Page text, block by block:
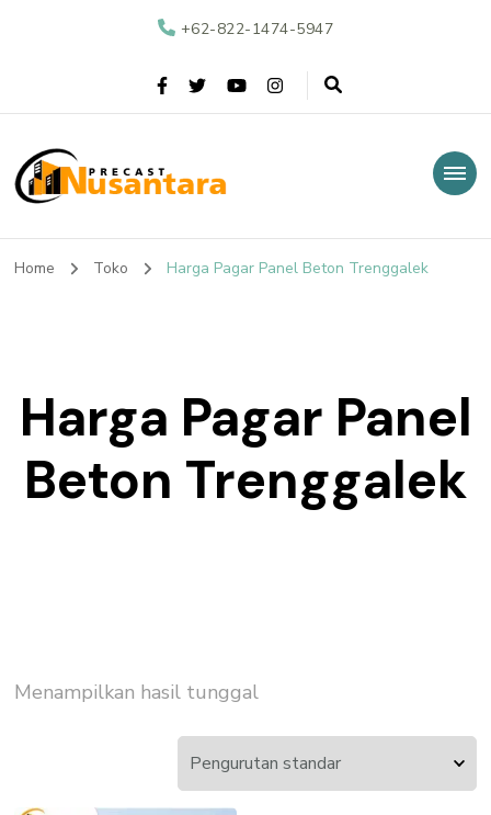
+62-822-1474-5947
Nusantara Precast
Home Toko Harga Pagar Panel Beton Trenggalek
Harga Pagar Panel
Beton Trenggalek
Menampilkan hasil tunggal